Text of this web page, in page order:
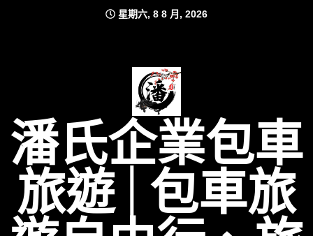
星期六, 8 8 月, 2026
潘氏企業包車
旅遊│包車旅